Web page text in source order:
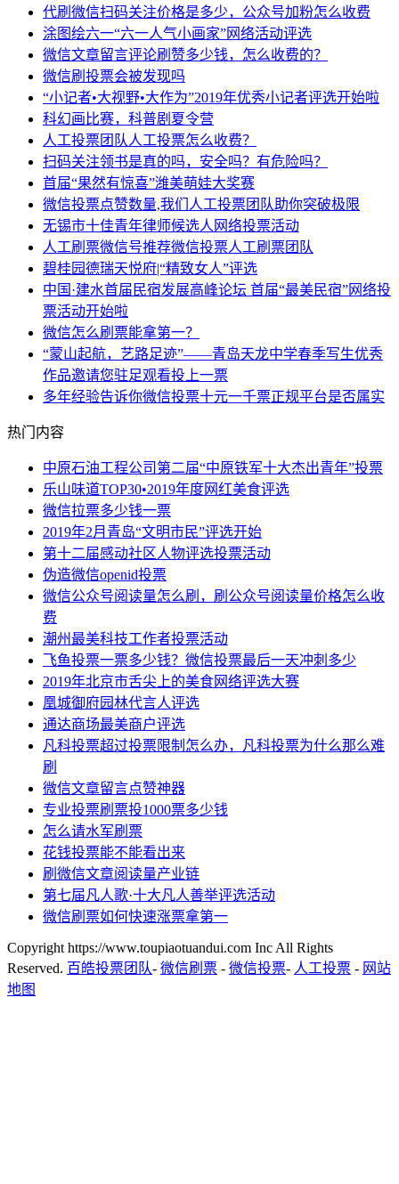
代刷微信扫码关注价格是多少，公众号加粉怎么收费
涂图绘六一“六一人气小画家”网络活动评选
微信文章留言评论刷赞多少钱，怎么收费的？
微信刷投票会被发现吗
“小记者•大视野•大作为”2019年优秀小记者评选开始啦
科幻画比赛，科普剧夏令营
人工投票团队人工投票怎么收费？
扫码关注领书是真的吗，安全吗？有危险吗？
首届“果然有惊喜”潍美萌娃大奖赛
微信投票点赞数量,我们人工投票团队助你突破极限
无锡市十佳青年律师候选人网络投票活动
人工刷票微信号推荐微信投票人工刷票团队
碧桂园德瑞天悦府|“精致女人”评选
中国·建水首届民宿发展高峰论坛 首届“最美民宿”网络投
票活动开始啦
微信怎么刷票能拿第一？
“蒙山起航，艺路足迹”——青岛天龙中学春季写生优秀
作品邀请您驻足观看投上一票
多年经验告诉你微信投票十元一千票正规平台是否属实
热门内容
中原石油工程公司第二届“中原铁军十大杰出青年”投票
乐山味道TOP30•2019年度网红美食评选
微信拉票多少钱一票
2019年2月青岛“文明市民”评选开始
第十二届感动社区人物评选投票活动
伪造微信openid投票
微信公众号阅读量怎么刷，刷公众号阅读量价格怎么收
费
潮州最美科技工作者投票活动
飞鱼投票一票多少钱？微信投票最后一天冲刺多少
2019年北京市舌尖上的美食网络评选大赛
凰城御府园林代言人评选
通达商场最美商户评选
凡科投票超过投票限制怎么办，凡科投票为什么那么难
刷
微信文章留言点赞神器
专业投票刷票投1000票多少钱
怎么请水军刷票
花钱投票能不能看出来
刷微信文章阅读量产业链
第七届凡人歌·十大凡人善举评选活动
微信刷票如何快速涨票拿第一
Copyright https://www.toupiaotuandui.com Inc All Rights
Reserved. 百皓投票团队- 微信刷票 - 微信投票- 人工投票 - 网站
地图